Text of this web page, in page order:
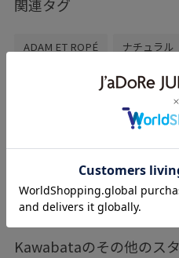
関連タグ
ADAM ET ROPÉ ナチュラル
トップス シャツ
バッグ ボ
GAX06280
Wshoes_pickup さらりとした
アクセサリー
もっと
Kawabataのその他のス